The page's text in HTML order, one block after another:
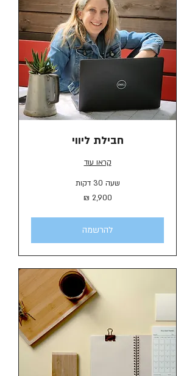
חבילת ליווי
קראו עוד
שעה 30 דקות
להרשמה